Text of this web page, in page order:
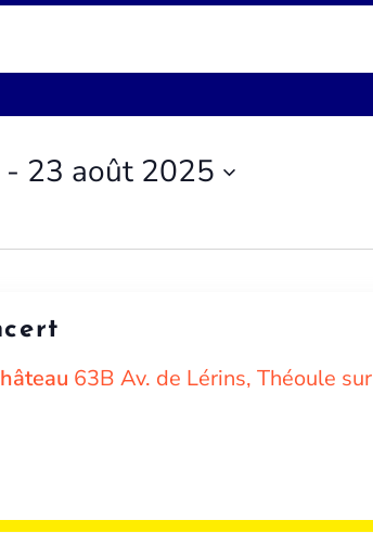
- 23 août 2025
63B Av. de Lérins, Théoule sur